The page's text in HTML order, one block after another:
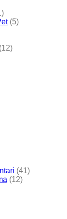
(5)
(12)
(41)
(12)